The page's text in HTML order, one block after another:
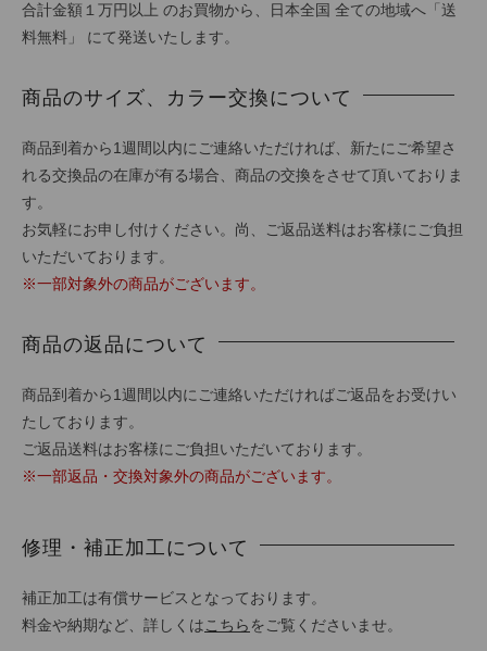
合計金額１万円以上 のお買物から、日本全国 全ての地域へ「送
料無料」 にて発送いたします。
商品のサイズ、カラー交換について
商品到着から1週間以内にご連絡いただければ、新たにご希望さ
れる交換品の在庫が有る場合、商品の交換をさせて頂いておりま
す。
お気軽にお申し付けください。尚、ご返品送料はお客様にご負担
いただいております。
※一部対象外の商品がございます。
商品の返品について
商品到着から1週間以内にご連絡いただければご返品をお受けい
たしております。
ご返品送料はお客様にご負担いただいております。
※一部返品・交換対象外の商品がございます。
修理・補正加工について
補正加工は有償サービスとなっております。
料金や納期など、詳しくは こちら をご覧くださいませ。